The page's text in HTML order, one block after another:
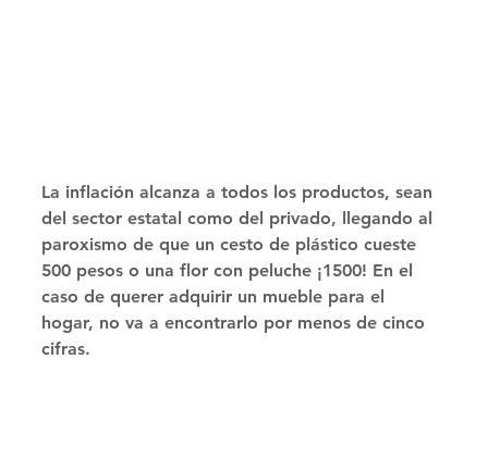
La inflación alcanza a todos los productos, sean
del sector estatal como del privado, llegando al
paroxismo de que un cesto de plástico cueste
500 pesos o una flor con peluche ¡1500! En el
caso de querer adquirir un mueble para el
hogar, no va a encontrarlo por menos de cinco
cifras.